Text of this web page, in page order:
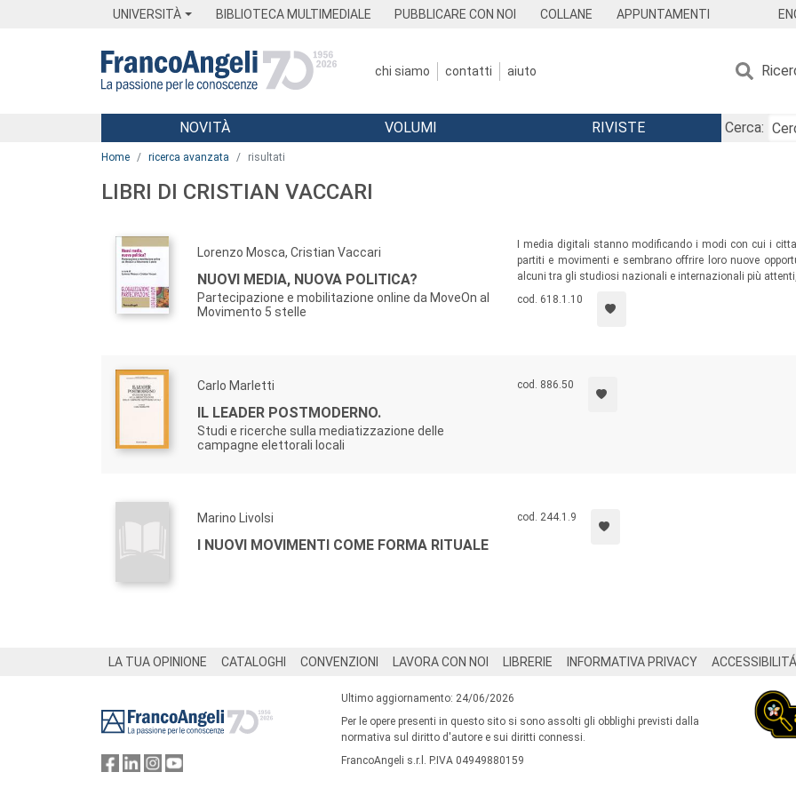
UNIVERSITÀ BIBLIOTECA MULTIMEDIALE PUBBLICARE CON NOI COLLANE APPUNTAMENTI
chi siamo contatti aiuto
Menu
NOVITÀ VOLUMI RIVISTE
Cerca:
Home ricerca avanzata risultati
LIBRI DI CRISTIAN VACCARI
Lorenzo Mosca, Cristian Vaccari
NUOVI MEDIA, NUOVA POLITICA?
Partecipazione e mobilitazione online da MoveOn al
Movimento 5 stelle
I media digitali stanno modificando i modi con cui i
partiti e movimenti e sembrano offrire loro nuove
alcuni tra gli studiosi nazionali e internazionali più
cod. 618.1.10
Carlo Marletti
IL LEADER POSTMODERNO.
Studi e ricerche sulla mediatizzazione delle
campagne elettorali locali
cod. 886.50
Marino Livolsi
I NUOVI MOVIMENTI COME FORMA RITUALE
cod. 244.1.9
LA TUA OPINIONE CATALOGHI CONVENZIONI LAVORA CON NOI LIBRERIE INFORMATIVA PRIVACY ACCESSIBILITÁ
Ultimo aggiornamento: 24/06/2026
Per le opere presenti in questo sito si sono assolti gli obblighi previsti dalla
normativa sul diritto d'autore e sui diritti connessi.
FrancoAngeli s.r.l. P.IVA 04949880159